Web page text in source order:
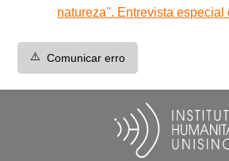
natureza''. Entrevista especial
⚠️ Comunicar erro